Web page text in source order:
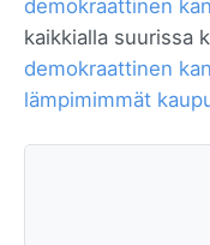
demokraattinen
kaikkialla suurissa
demokraattinen
lämpimimmät